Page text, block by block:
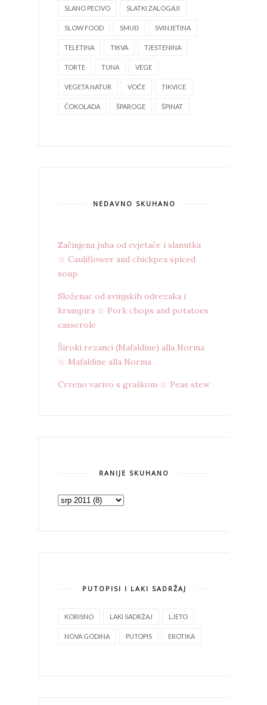
SLANO PECIVO SLATKI ZALOGAJI
SLOW FOOD SMUĐ SVINJETINA
TELETINA TIKVA TJESTENINA
TORTE TUNA VEGE
VEGETA NATUR VOĆE TIKVICE
ČOKOLADA ŠPAROGE ŠPINAT
NEDAVNO SKUHANO
Začinjena juha od cvjetače i slanutka
☆ Cauliflower and chickpea spiced
soup
Složenac od svinjskih odrezaka i
krumpira ☆ Pork chops and potatoes
casserole
Široki rezanci (Mafaldine) alla Norma
☆ Mafaldine alla Norma
Crveno varivo s graškom ☆ Peas stew
RANIJE SKUHANO
PUTOPISI I LAKI SADRŽAJ
KORISNO LAKI SADRŽAJ LJETO
NOVA GODINA PUTOPIS EROTIKA